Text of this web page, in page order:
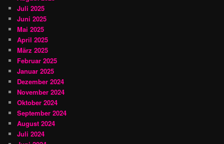
Juli 2025
Juni 2025
Mai 2025
April 2025
März 2025
Februar 2025
Januar 2025
Dezember 2024
November 2024
Oktober 2024
September 2024
August 2024
Juli 2024